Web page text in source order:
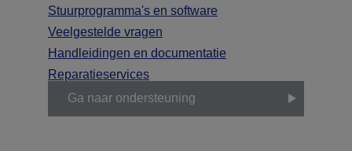
Stuurprogramma's en software
Veelgestelde vragen
Handleidingen en documentatie
Reparatieservices
Ga naar ondersteuning